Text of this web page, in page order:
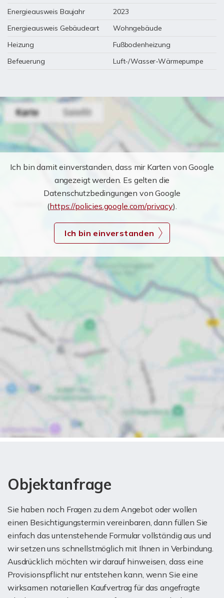
Energieausweis Baujahr
2023
Energieausweis Gebäudeart
Wohngebäude
Heizung
Fußbodenheizung
Befeuerung
Luft-/Wasser-Wärmepumpe
Ich bin damit einverstanden, dass mir Karten von Google
angezeigt werden. Es gelten die
Datenschutzbedingungen von Google
(https://policies.google.com/privacy).
Ich bin einverstanden
Objektanfrage
Sie haben noch Fragen zu dem Angebot oder wollen
einen Besichtigungstermin vereinbaren, dann füllen Sie
einfach das untenstehende Formular vollständig aus und
wir setzen uns schnellstmöglich mit Ihnen in Verbindung.
Ausdrücklich möchten wir darauf hinweisen, dass eine
Provisionspflicht nur entstehen kann, wenn Sie eine
wirksamen notariellen Kaufvertrag für das angefragte